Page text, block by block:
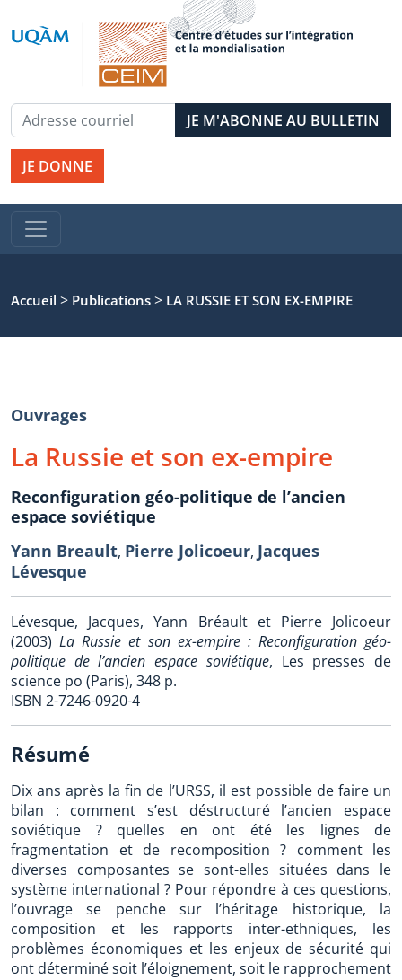
JE DONNE
Accueil > Publications > LA RUSSIE ET SON EX-EMPIRE
Ouvrages
La Russie et son ex-empire
Reconfiguration géo-politique de l’ancien
espace soviétique
Yann Breault, Pierre Jolicoeur, Jacques
Lévesque
Lévesque, Jacques, Yann Bréault et Pierre Jolicoeur
(2003)La Russie et son ex-empire : Reconfiguration géo-
politique de l’ancien espace soviétique, Les presses de
science po (Paris), 348 p.
ISBN 2-7246-0920-4
Résumé
Dix ans après la fin de l’URSS, il est possible de faire un
bilan : comment s’est déstructuré l’ancien espace
soviétique ? quelles en ont été les lignes de
fragmentation et de recomposition ? comment les
diverses composantes se sont-elles situées dans le
système international ? Pour répondre à ces questions,
l’ouvrage se penche sur l’héritage historique, la
composition et les rapports inter-ethniques, les
problèmes économiques et les enjeux de sécurité qui
ont déterminé soit l’éloignement, soit le rapprochement